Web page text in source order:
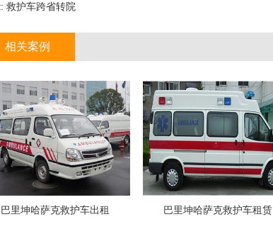
救护车跨省转院
相关案例
巴里坤哈萨克救护车出租 巴里坤哈萨克救护车租赁